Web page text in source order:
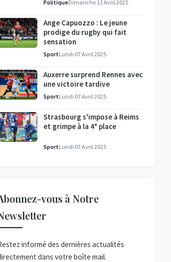
PolitiqueDimanche 13 Avril 2025
Ange Capuozzo : Le jeune
prodige du rugby qui fait
sensation
SportLundi 07 Avril 2025
Auxerre surprend Rennes avec
une victoire tardive
SportLundi 07 Avril 2025
Strasbourg s'impose à Reims
et grimpe à la 4ᵉ place
SportLundi 07 Avril 2025
vous à Notre
informé des dernières actualités
dans votre boîte mail.